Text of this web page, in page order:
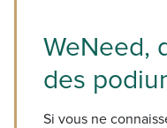
WeNeed,
des
Si vous ne